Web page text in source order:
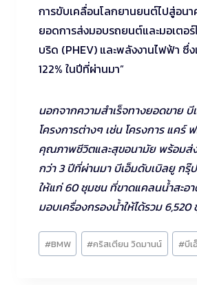
การขับเคลื่อนโลกยานยนต์ไปสู่อน
ยอดการส่งมอบรถยนต์และมอเตอ
บริด (PHEV) และพลังงานไฟฟ้า ซึ่
122% ในปีที่ผ่านมา”
นอกจากความสำเร็จทางยอดขาย
โครงการต่างๆ เช่น โครงการ แคร์
คุณภาพชีวิตและสุขอนามัย พร้อมส่งเ
กว่า 3 ปีที่ผ่านมา บีเอ็มดับเบิลยู กรุ๊
ให้แก่ 60 ชุมชน ที่ขาดแคลนน้ำสะอ
มอบเครื่องกรองน้ำให้ได้รวม
Post
Tags:
#BMW #คริสเตียน วิดมานน์ #บีเ